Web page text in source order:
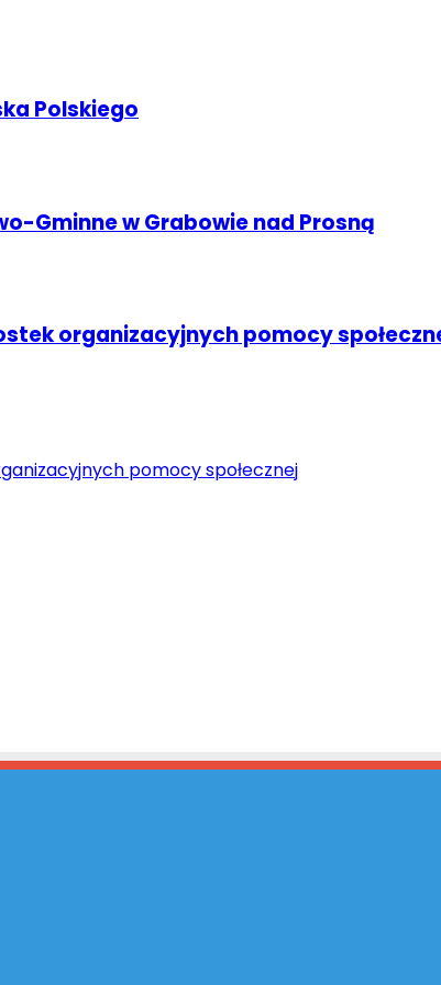
Polskiego
Gminne w Grabowie nad Prosną
organizacyjnych pomocy
pomocy społecznej